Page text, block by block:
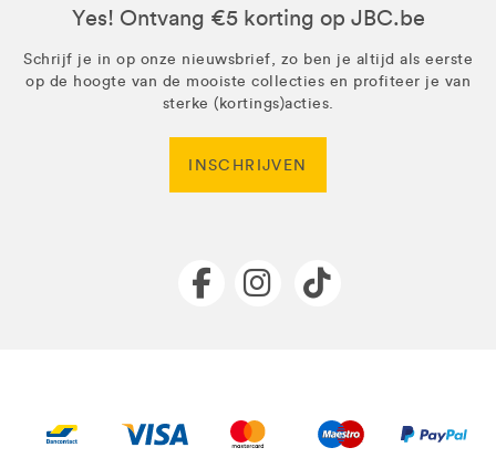
Yes! Ontvang €5 korting op JBC.be
Schrijf je in op onze nieuwsbrief, zo ben je altijd als eerste
op de hoogte van de mooiste collecties en profiteer je van
sterke (kortings)acties.
INSCHRIJVEN